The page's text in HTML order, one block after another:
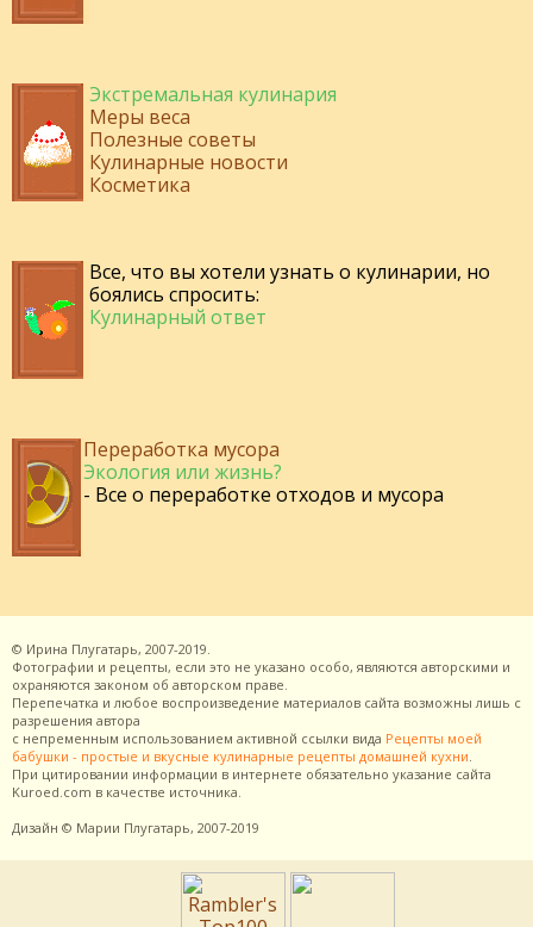
Экстремальная кулинария
Меры веса
Полезные советы
Кулинарные новости
Косметика
Все, что вы хотели узнать о кулинарии, но
боялись спросить:
Кулинарный ответ
Переработка мусора
Экология или жизнь?
- Все о переработке отходов и мусора
© Ирина Плугатарь, 2007-2019.
Фотографии и рецепты, если это не указано особо, являются авторскими и
охраняются законом об авторском праве.
Перепечатка и любое воспроизведение материалов сайта возможны лишь с
разрешения автора
с непременным использованием активной ссылки вида Рецепты моей
бабушки - простые и вкусные кулинарные рецепты домашней кухни.
При цитировании информации в интернете обязательно указание сайта
Kuroed.com в качестве источника.
Дизайн © Марии Плугатарь, 2007-2019